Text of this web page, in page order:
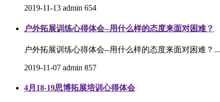
2019-11-13 admin 654
户外拓展训练心得体会--用什么样的态度来面对困难？
户外拓展训练心得体会--用什么样的态度来面对困难？...
2019-11-07 admin 857
4月18-19思博拓展培训心得体会